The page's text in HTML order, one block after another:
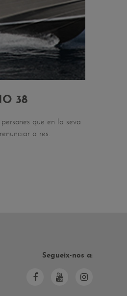
38
que en la seva
a res.
Segueix-nos a: